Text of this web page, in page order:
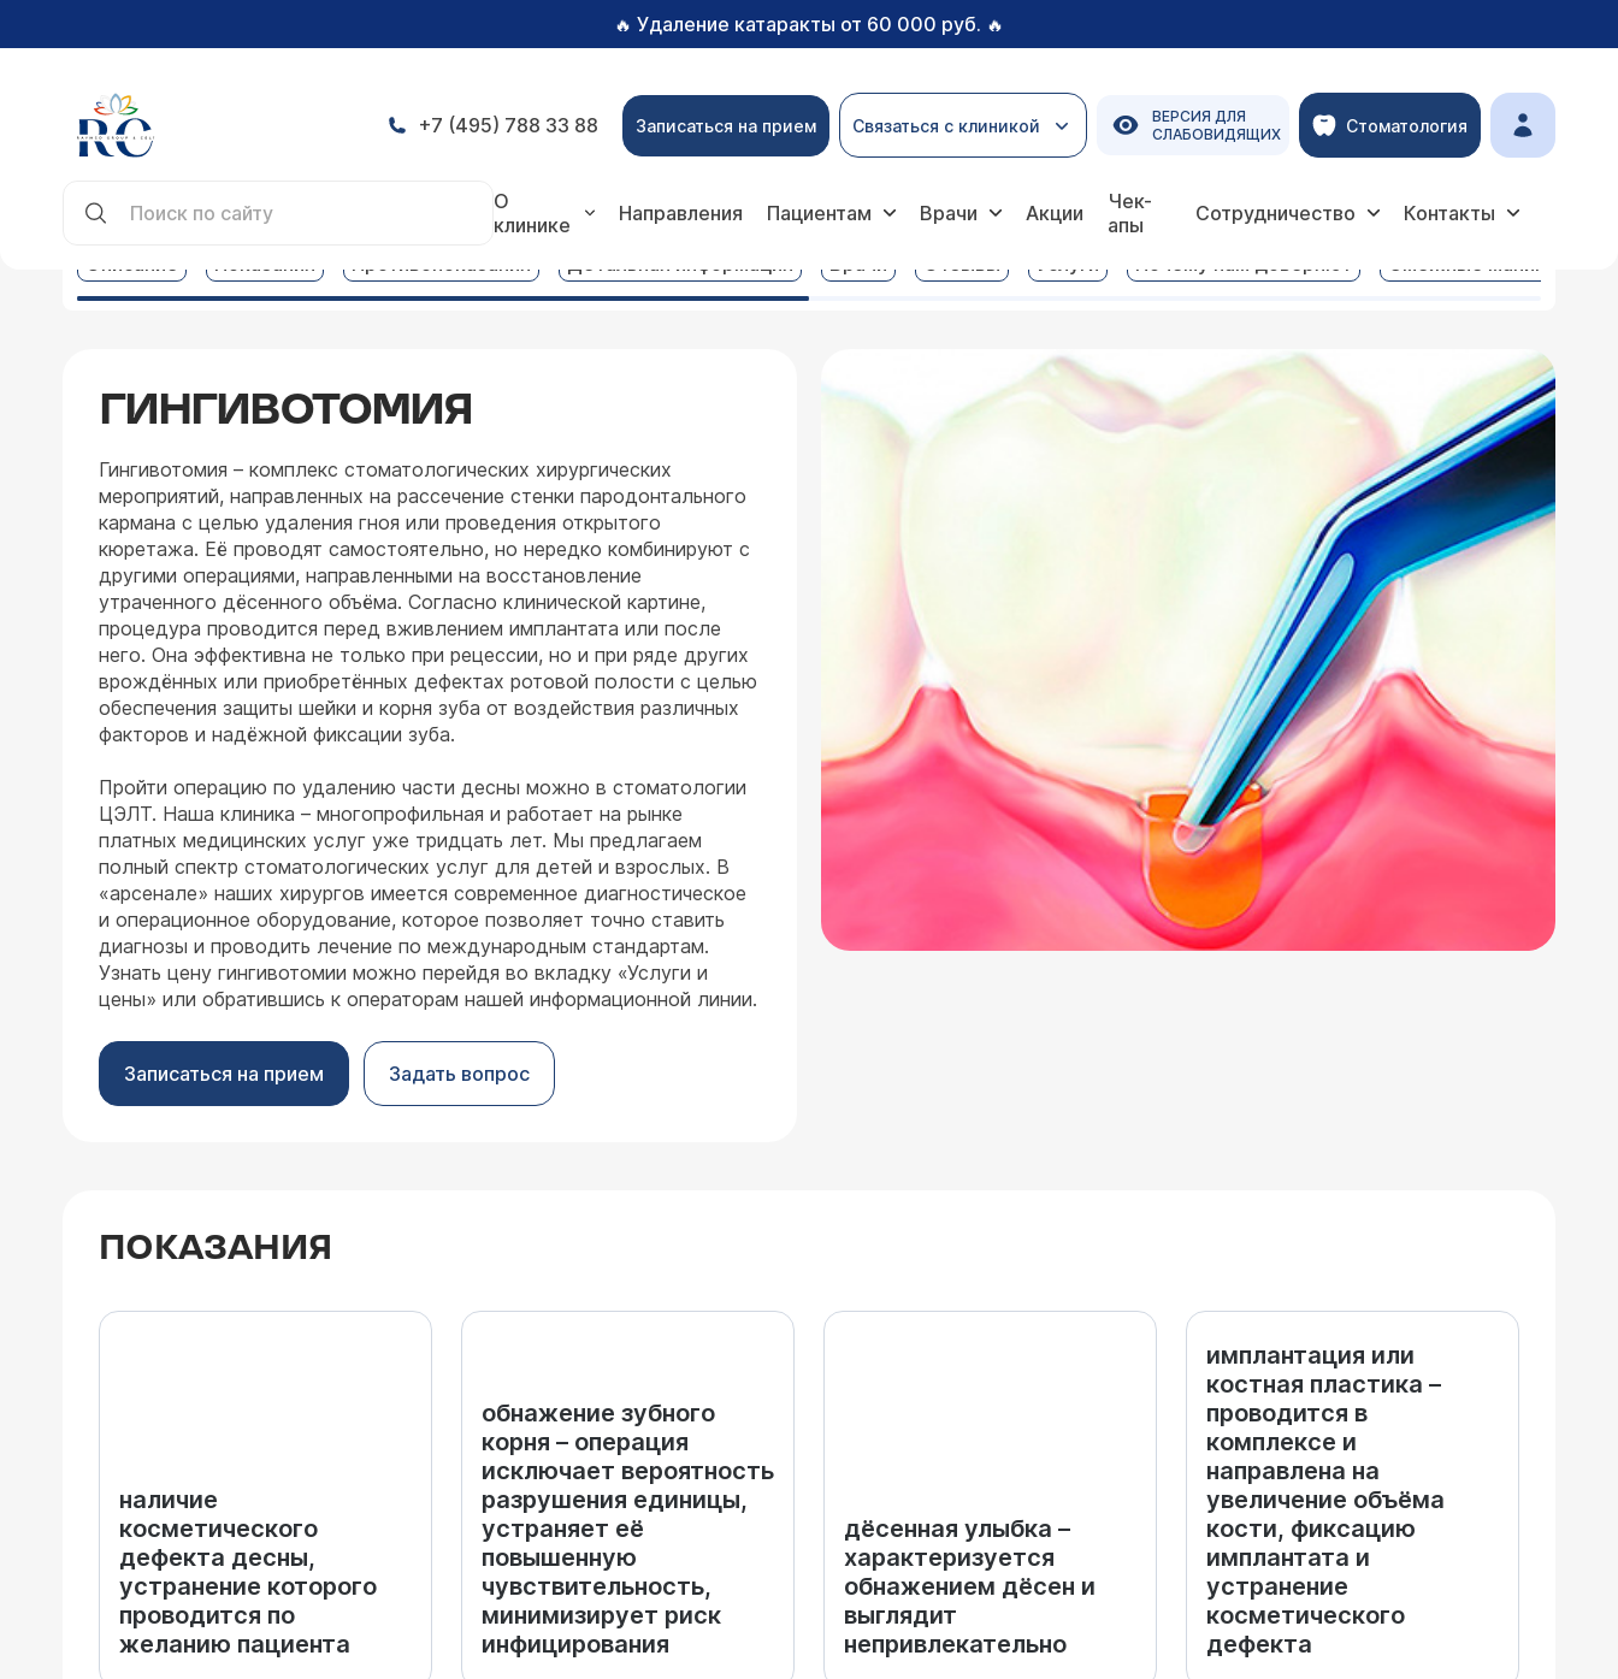
🔥 Удаление катаракты от 60 000 руб. 🔥
+7 (495) 788 33 88 Записаться на прием Связаться с клиникой
ВЕРСИЯ ДЛЯ
СЛАБОВИДЯЩИХ
Стоматология
О
клинике
Направления Пациентам Врачи Акции
Чек-
апы
Сотрудничество Контакты
Описание Показания Противопоказания Детальная информация Врачи Отзывы Услуги Почему нам доверяют Смежные манипуляции
ГИНГИВОТОМИЯ
Гингивотомия – комплекс стоматологических хирургических
мероприятий, направленных на рассечение стенки пародонтального
кармана с целью удаления гноя или проведения открытого
кюретажа. Её проводят самостоятельно, но нередко комбинируют с
другими операциями, направленными на восстановление
утраченного дёсенного объёма. Согласно клинической картине,
процедура проводится перед вживлением имплантата или после
него. Она эффективна не только при рецессии, но и при ряде других
врождённых или приобретённых дефектах ротовой полости с целью
обеспечения защиты шейки и корня зуба от воздействия различных
факторов и надёжной фиксации зуба.
Пройти операцию по удалению части десны можно в стоматологии
ЦЭЛТ. Наша клиника – многопрофильная и работает на рынке
платных медицинских услуг уже тридцать лет. Мы предлагаем
полный спектр стоматологических услуг для детей и взрослых. В
«арсенале» наших хирургов имеется современное диагностическое
и операционное оборудование, которое позволяет точно ставить
диагнозы и проводить лечение по международным стандартам.
Узнать цену гингивотомии можно перейдя во вкладку «Услуги и
цены» или обратившись к операторам нашей информационной линии.
Записаться на прием Задать вопрос
ПОКАЗАНИЯ
наличие
косметического
дефекта десны,
устранение которого
проводится по
желанию пациента
обнажение зубного
корня – операция
исключает вероятность
разрушения единицы,
устраняет её
повышенную
чувствительность,
минимизирует риск
инфицирования
дёсенная улыбка –
характеризуется
обнажением дёсен и
выглядит
непривлекательно
имплантация или
костная пластика –
проводится в
комплексе и
направлена на
увеличение объёма
кости, фиксацию
имплантата и
устранение
косметического
дефекта